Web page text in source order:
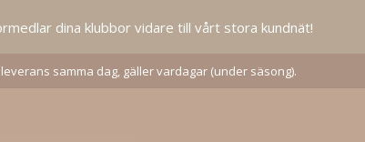
dina klubbor vidare till vårt stora kundnät!
samma dag, gäller vardagar (under säsong).